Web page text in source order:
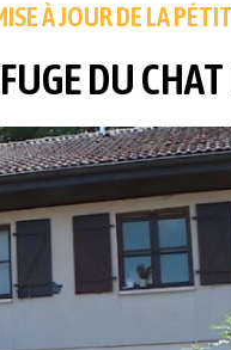
À JOUR DE LA
DU